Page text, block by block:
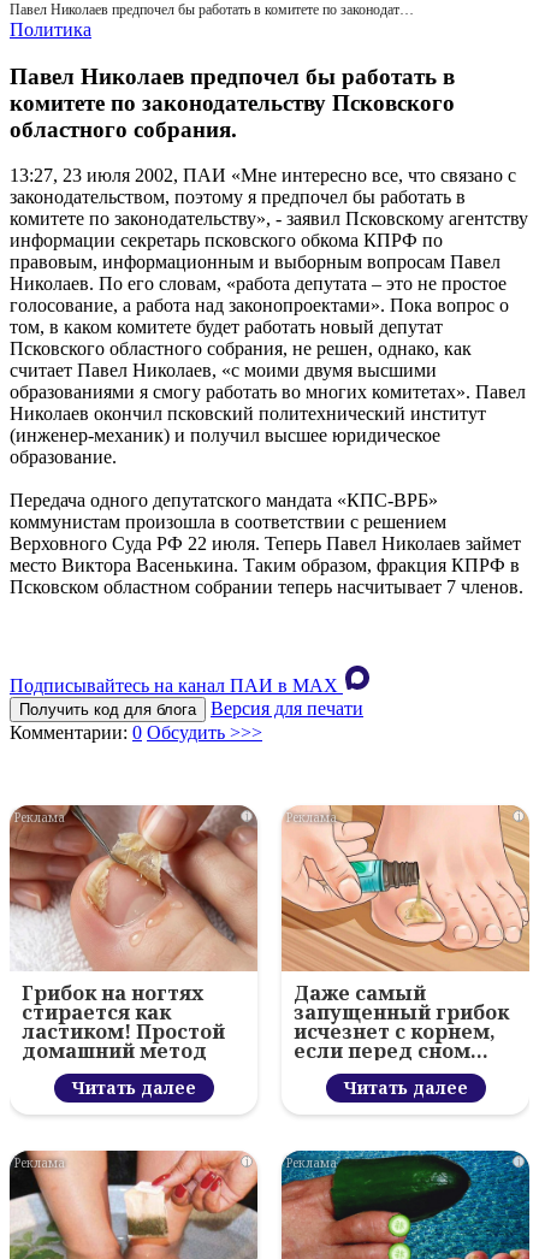
Павел Николаев предпочел бы работать в комитете по законодательству Псковского областного собрания.
Политика
Павел Николаев предпочел бы работать в
комитете по законодательству Псковского
областного собрания.
13:27, 23 июля 2002, ПАИ «Мне интересно все, что связано с
законодательством, поэтому я предпочел бы работать в
комитете по законодательству», - заявил Псковскому агентству
информации секретарь псковского обкома КПРФ по
правовым, информационным и выборным вопросам Павел
Николаев. По его словам, «работа депутата – это не простое
голосование, а работа над законопроектами». Пока вопрос о
том, в каком комитете будет работать новый депутат
Псковского областного собрания, не решен, однако, как
считает Павел Николаев, «с моими двумя высшими
образованиями я смогу работать во многих комитетах». Павел
Николаев окончил псковский политехнический институт
(инженер-механик) и получил высшее юридическое
образование.
Передача одного депутатского мандата «КПС-ВРБ»
коммунистам произошла в соответствии с решением
Верховного Суда РФ 22 июля. Теперь Павел Николаев займет
место Виктора Васенькина. Таким образом, фракция КПРФ в
Псковском областном собрании теперь насчитывает 7 членов.
Подписывайтесь на канал ПАИ в MAХ
Получить код для блога
Версия для печати
Комментарии: 0 Обсудить >>>
i
Грибок на ногтях
стирается как
ластиком! Простой
домашний метод
Читать далее
i
Даже самый
запущенный грибок
исчезнет с корнем,
если перед сном…
Читать далее
i i